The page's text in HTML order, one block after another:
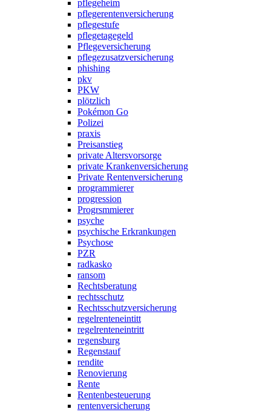
pflegeheim
pflegerentenversicherung
pflegestufe
pflegetagegeld
Pflegeversicherung
pflegezusatzversicherung
phishing
pkv
PKW
plötzlich
Pokémon Go
Polizei
praxis
Preisanstieg
private Altersvorsorge
private Krankenversicherung
Private Rentenversicherung
programmierer
progression
Progrsmmierer
psyche
psychische Erkrankungen
Psychose
PZR
radkasko
ransom
Rechtsberatung
rechtsschutz
Rechtsschutzversicherung
regelrenteneintitt
regelrenteneintritt
regensburg
Regenstauf
rendite
Renovierung
Rente
Rentenbesteuerung
rentenversicherung